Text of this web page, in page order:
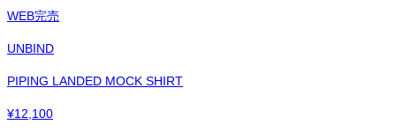
WEB完売
UNBIND
PIPING LANDED MOCK SHIRT
¥12,100